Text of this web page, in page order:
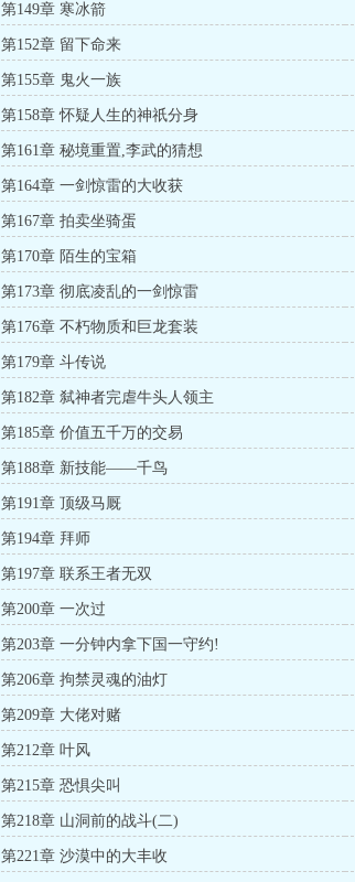
第149章 寒冰箭
第152章 留下命来
第155章 鬼火一族
第158章 怀疑人生的神祇分身
第161章 秘境重置,李武的猜想
第164章 一剑惊雷的大收获
第167章 拍卖坐骑蛋
第170章 陌生的宝箱
第173章 彻底凌乱的一剑惊雷
第176章 不朽物质和巨龙套装
第179章 斗传说
第182章 弑神者完虐牛头人领主
第185章 价值五千万的交易
第188章 新技能——千鸟
第191章 顶级马厩
第194章 拜师
第197章 联系王者无双
第200章 一次过
第203章 一分钟内拿下国一守约!
第206章 拘禁灵魂的油灯
第209章 大佬对赌
第212章 叶风
第215章 恐惧尖叫
第218章 山洞前的战斗(二)
第221章 沙漠中的大丰收